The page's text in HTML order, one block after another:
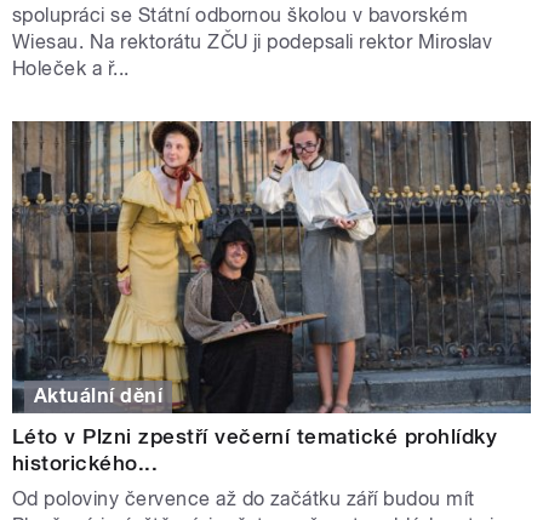
spolupráci se Státní odbornou školou v bavorském
Wiesau. Na rektorátu ZČU ji podepsali rektor Miroslav
Holeček a ř...
Aktuální dění
Léto v Plzni zpestří večerní tematické prohlídky
historického...
Od poloviny července až do začátku září budou mít